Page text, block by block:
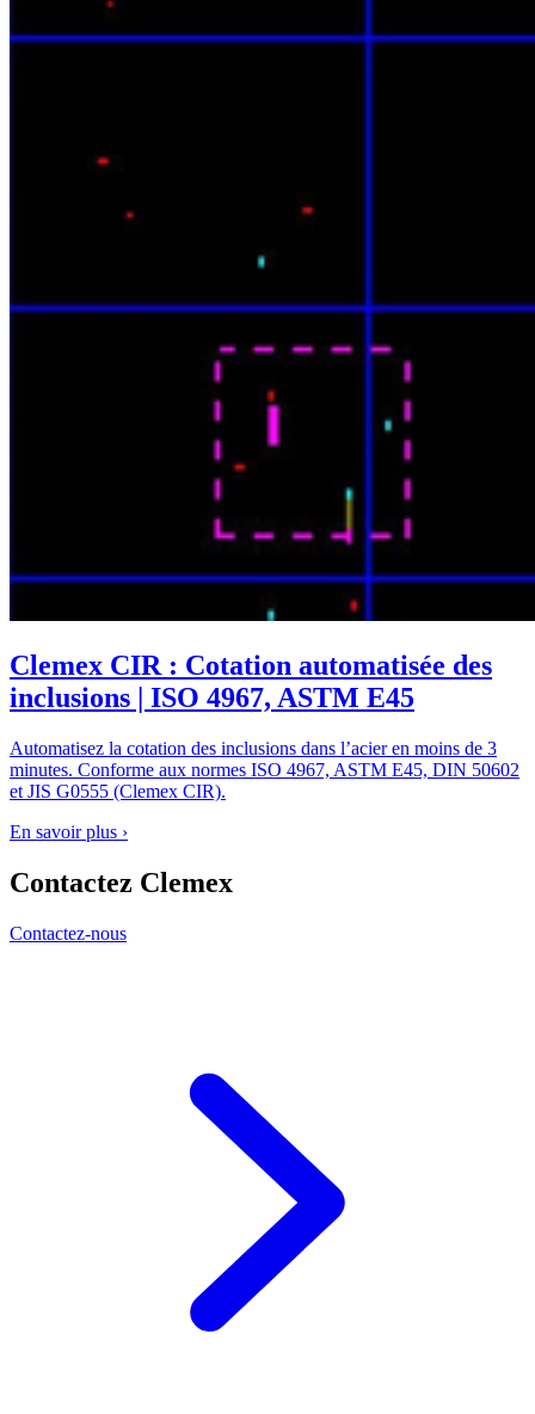
Clemex CIR : Cotation automatisée des
inclusions | ISO 4967, ASTM E45
Automatisez la cotation des inclusions dans l’acier en moins de 3
minutes. Conforme aux normes ISO 4967, ASTM E45, DIN 50602
et JIS G0555 (Clemex CIR).
En savoir plus ›
Contactez Clemex
Contactez-nous